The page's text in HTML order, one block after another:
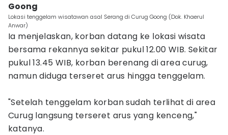
Goong
Lokasi tenggelam wisatawan asal Serang di Curug Goong (Dok. Khaerul
Anwar)
Ia menjelaskan, korban datang ke lokasi wisata
bersama rekannya sekitar pukul 12.00 WIB. Sekitar
pukul 13.45 WIB, korban berenang di area curug,
namun diduga terseret arus hingga tenggelam.
"Setelah tenggelam korban sudah terlihat di area
Curug langsung terseret arus yang kenceng,"
katanya.